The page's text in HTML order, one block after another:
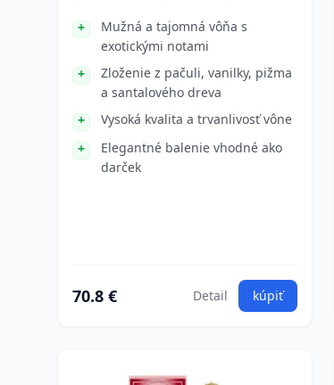
Mužná a tajomná vôňa s
exotickými notami
Zloženie z pačuli, vanilky, pižma
a santalového dreva
Vysoká kvalita a trvanlivosť vône
Elegantné balenie vhodné ako
darček
70.8 € Detail kúpiť